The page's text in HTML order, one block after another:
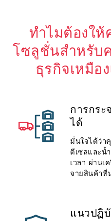
ทำไมต้องให้
โซลูชั่นสำหรับ
ธุรกิจเหมือ
การกระ
ได้
มั่นใจได้ว่า
ดีเซลและน้
เวลา ผ่านเ
จายสินค้าที่
แนวปฏิ